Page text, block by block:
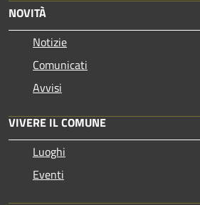
NOVITÀ
Notizie
Comunicati
Avvisi
VIVERE IL COMUNE
Luoghi
Eventi